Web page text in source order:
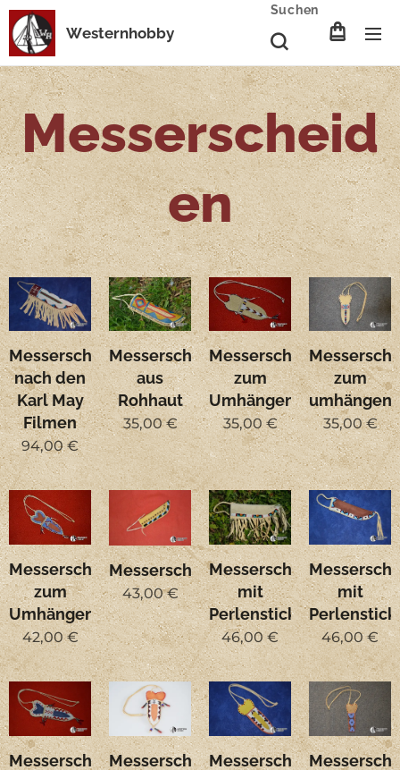
Westernhobby
Suchen
Messerscheid
en
Messerscheide
nach den
Karl May
Filmen
94,00€
Messerscheide
aus
Rohhaut
35,00€
Messerscheide
zum
Umhängen
35,00€
zum
umhängen
35,00€
Messerscheide
zum
Umhängen
42,00€
Messerscheide
43,00€
Messerscheide
mit
Perlenstickerei
46,00€
mit
46,00€
MesserscheideMesserscheideMesserscheide